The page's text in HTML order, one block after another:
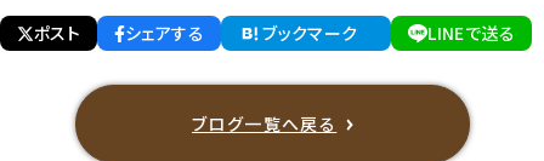
ポスト
シェアする ブックマーク LINEで送る
ブログ一覧へ戻る